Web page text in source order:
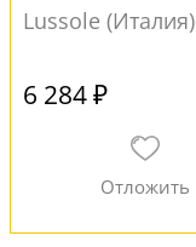
Lussole (Италия)
6 284 ₽